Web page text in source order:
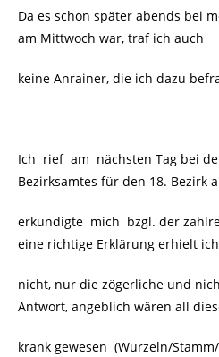
Da es schon später abends bei
am Mittwoch war, traf ich auch
keine Anrainer, die ich dazu
Ich rief am nächsten Tag bei
Bezirksamtes für den 18. Bezirk
erkundigte mich bzgl. der
eine richtige Erklärung erhielt ich
nicht, nur die zögerliche und
Antwort, angeblich wären all
krank gewesen (Wurzeln/